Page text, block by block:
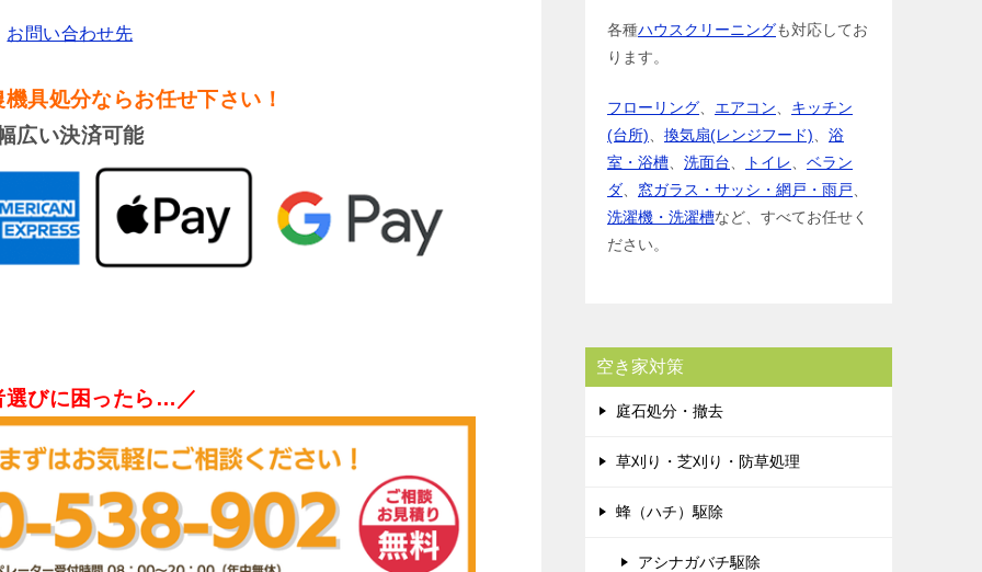
お問い合わせ先
機具処分ならお任せ下さい！
広い決済可能
選びに困ったら…／
各種ハウスクリーニングも対応してお
ります。
フローリング エアコン
キッチン
(台所)
換気扇(レンジフード)
浴
室・浴槽
洗面台 トイレ
ベラン
ダ
窓ガラス・サッシ・網戸・雨戸
洗濯機・洗濯槽など、すべてお任せく
ださい。
空き家対策
庭石処分・撤去
草刈り・芝刈り・防草処理
蜂（ハチ）駆除
アシナガバチ駆除